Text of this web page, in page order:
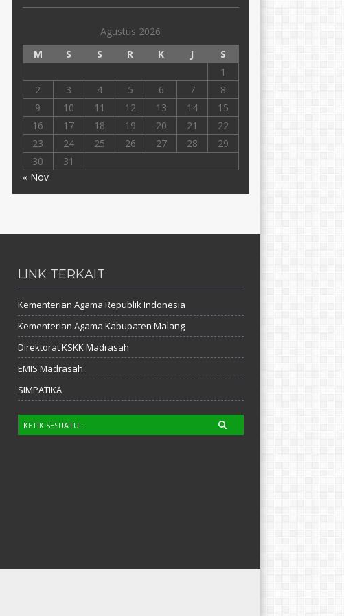
Agustus 2026
M
S S R K J
S
1
2
3 4 5 6 7
8
9
10 11 12 13 14
15
16
17 18 19 20 21
22
23
24 25 26 27 28
29
30
31
« Nov
LINK TERKAIT
Kementerian Agama Republik Indonesia
Kementerian Agama Kabupaten Malang
Direktorat KSKK Madrasah
EMIS Madrasah
SIMPATIKA